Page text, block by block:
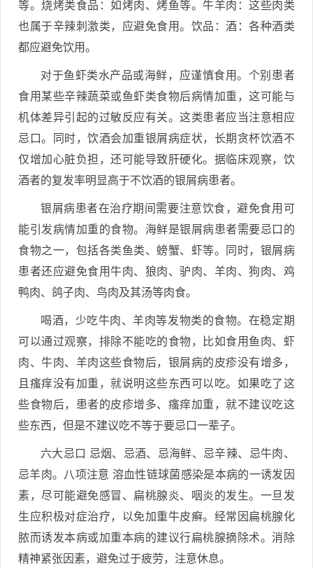
等。烧烤类食品：如烤肉、烤鱼等。牛羊肉：这些肉类
也属于辛辣刺激类，应避免食用。饮品：酒：各种酒类
都应避免饮用。
对于鱼虾类水产品或海鲜，应谨慎食用。个别患者
食用某些辛辣蔬菜或鱼虾类食物后病情加重，这可能与
机体差异引起的过敏反应有关。这类患者应当注意相应
忌口。同时，饮酒会加重银屑病症状，长期贪杯饮酒不
仅增加心脏负担，还可能导致肝硬化。据临床观察，饮
酒者的复发率明显高于不饮酒的银屑病患者。
银屑病患者在治疗期间需要注意饮食，避免食用可
能引发病情加重的食物。海鲜是银屑病患者需要忌口的
食物之一，包括各类鱼类、螃蟹、虾等。同时，银屑病
患者还应避免食用牛肉、狼肉、驴肉、羊肉、狗肉、鸡
鸭肉、鸽子肉、鸟肉及其汤等肉食。
喝酒，少吃牛肉、羊肉等发物类的食物。在稳定期
可以通过观察，排除不能吃的食物，比如食用鱼肉、虾
肉、牛肉、羊肉这些食物后，银屑病的皮疹没有增多，
且瘙痒没有加重，就说明这些东西可以吃。如果吃了这
些食物后，患者的皮疹增多、瘙痒加重，就不建议吃这
些东西，但是不建议吃不等于要忌口一辈子。
六大忌口 忌烟、忌酒、忌海鲜、忌辛辣、忌牛肉、
忌羊肉。八项注意 溶血性链球菌感染是本病的一诱发因
素，尽可能避免感冒、扁桃腺炎、咽炎的发生。一旦发
生应积极对症治疗，以免加重牛皮癣。经常因扁桃腺化
脓而诱发本病或加重本病的建议行扁桃腺摘除术。消除
精神紧张因素，避免过于疲劳，注意休息。